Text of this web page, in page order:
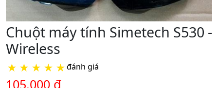
Chuột máy tính Simetech S530 -
Wireless
★ ★ ★ ★ ★đánh giá
105.000 đ